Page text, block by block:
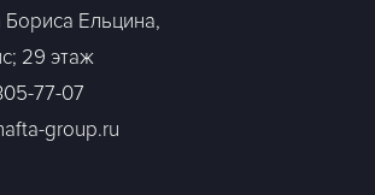
Ельцина,
29 этаж
77-07
group.ru